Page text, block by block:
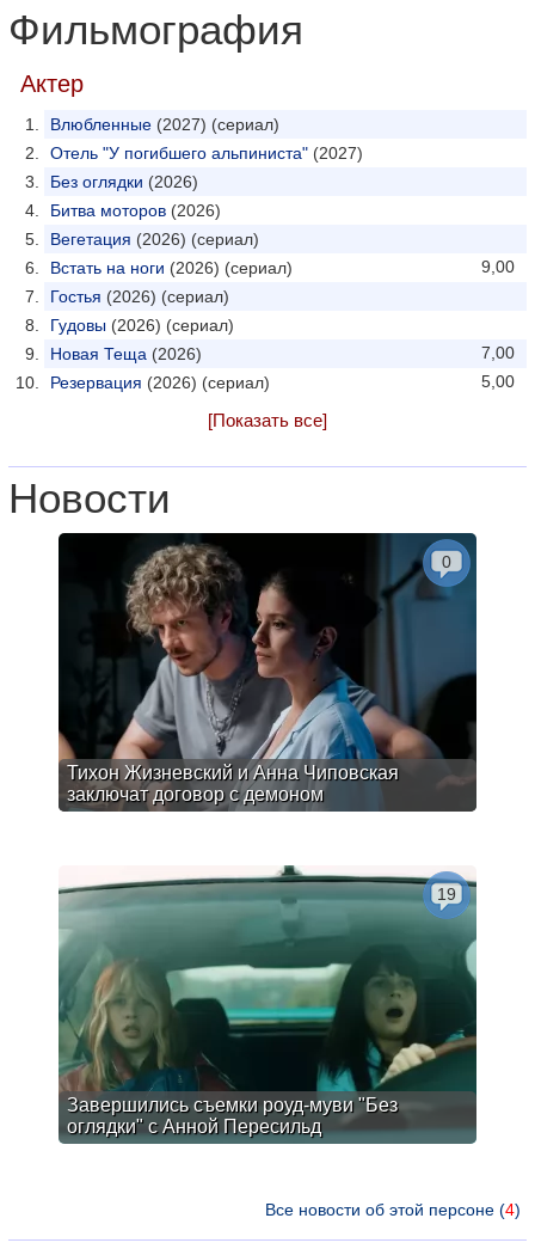
Фильмография
Актер
Влюбленные (2027) (сериал)
Отель "У погибшего альпиниста" (2027)
Без оглядки (2026)
Битва моторов (2026)
Вегетация (2026) (сериал)
9,00
Встать на ноги (2026) (сериал)
Гостья (2026) (сериал)
Гудовы (2026) (сериал)
7,00
Новая Теща (2026)
5,00
Резервация (2026) (сериал)
[Показать все]
Новости
Тихон Жизневский и Анна Чиповская
заключат договор с демоном
0
Завершились съемки роуд-муви "Без
оглядки" с Анной Пересильд
19
Все новости об этой персоне (4)